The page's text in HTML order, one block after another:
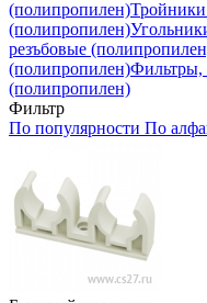
(полипропилен)Тройники
(полипропилен)
резъбовые
(полипропилен)Фильтры,
(полипропилен)
Фильтр
По популярности По